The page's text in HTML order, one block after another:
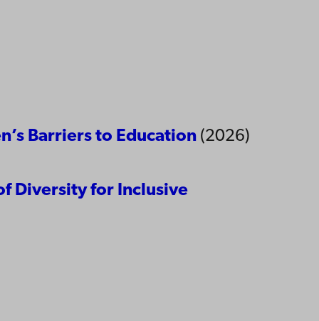
Barriers to Education (2026)
Diversity for Inclusive